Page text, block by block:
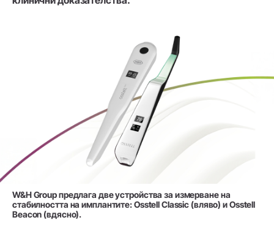
W&H Group предлага две устройства за измерване на
стабилността на имплантите: Osstell Classic (вляво) и Osstell
Beacon (вдясно).